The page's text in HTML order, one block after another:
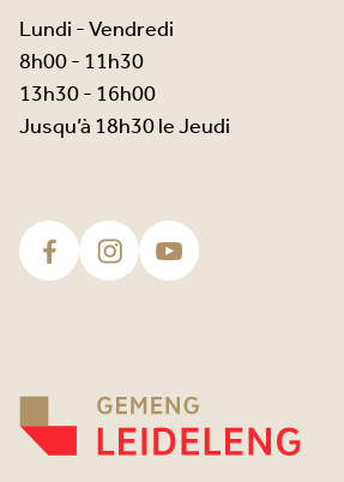
Lundi - Vendredi
8h00 - 11h30
13h30 - 16h00
Jusqu’à 18h30 le Jeudi